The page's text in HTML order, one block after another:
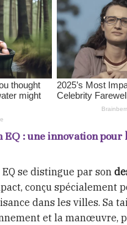
EQ : une innovation pour
se distingue par son
conçu spécialement
dans les villes. Sa
et la manœuvre,